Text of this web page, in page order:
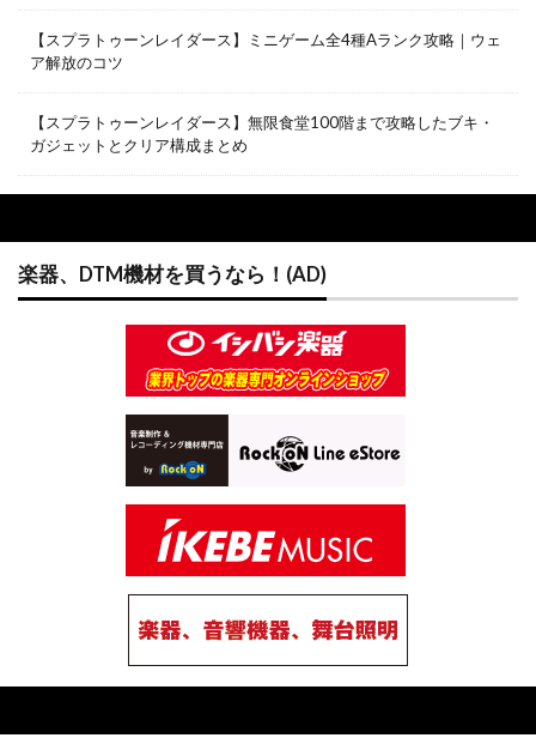
【スプラトゥーンレイダース】ミニゲーム全4種Aランク攻略｜ウェ
ア解放のコツ
【スプラトゥーンレイダース】無限食堂100階まで攻略したブキ・
ガジェットとクリア構成まとめ
楽器、DTM機材を買うなら！(AD)